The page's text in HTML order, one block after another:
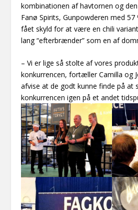
kombinationen af havtornen og
Fanø Spirits, Gunpowderen med 57
fået skyld for at være en chili
lang “efterbrænder” som en af
– Vi er lige så stolte af vores
konkurrencen, fortæller Camilla og
afvise at de godt kunne finde på at
konkurrencen igen på et andet